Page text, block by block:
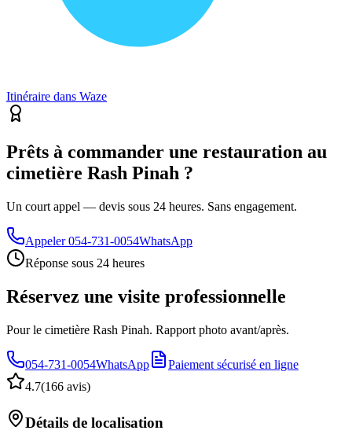
Itinéraire dans Waze
Prêts à commander une restauration au
cimetière Rash Pinah ?
Un court appel — devis sous 24 heures. Sans engagement.
Appeler 054-731-0054WhatsApp
Réponse sous 24 heures
Réservez une visite professionnelle
Pour le cimetière Rash Pinah. Rapport photo avant/après.
054-731-0054WhatsApp
Paiement sécurisé en ligne
4.7(166 avis)
Détails de localisation